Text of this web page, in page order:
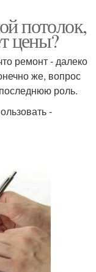
потолок,
цены?
ремонт - далеко
же, вопрос
роль.
-